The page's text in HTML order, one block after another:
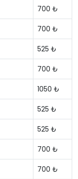
700 ₺
700 ₺
525 ₺
700 ₺
1050 ₺
525 ₺
525 ₺
700 ₺
700 ₺